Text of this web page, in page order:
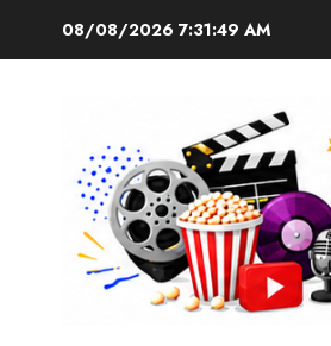
08/08/2026 7:31:50 AM